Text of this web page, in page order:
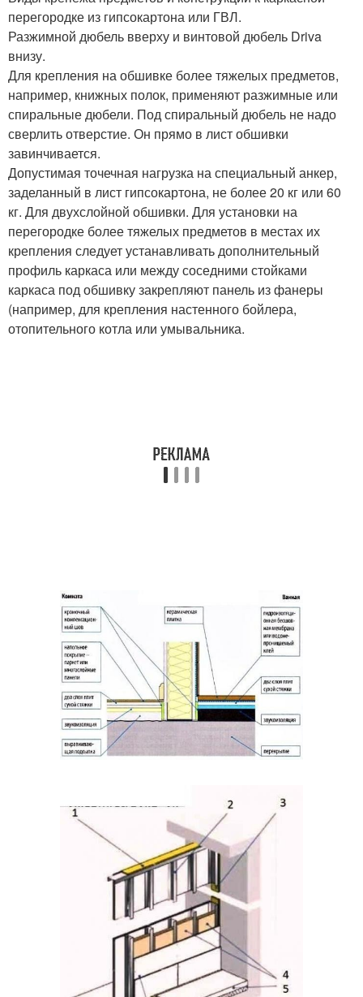
перегородке из гипсокартона или ГВЛ.
Разжимной дюбель вверху и винтовой дюбель Driva
внизу.
Для крепления на обшивке более тяжелых предметов,
например, книжных полок, применяют разжимные или
спиральные дюбели. Под спиральный дюбель не надо
сверлить отверстие. Он прямо в лист обшивки
завинчивается.
Допустимая точечная нагрузка на специальный анкер,
заделанный в лист гипсокартона, не более 20 кг или 60
кг. Для двухслойной обшивки. Для установки на
перегородке более тяжелых предметов в местах их
крепления следует устанавливать дополнительный
профиль каркаса или между соседними стойками
каркаса под обшивку закрепляют панель из фанеры
(например, для крепления настенного бойлера,
отопительного котла или умывальника.